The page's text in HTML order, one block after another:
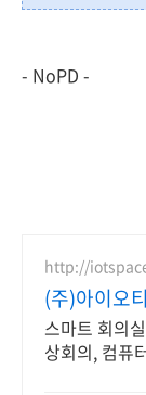
- NoPD -
http://
(주)아이오
스마트 회의
상회의, 컴퓨